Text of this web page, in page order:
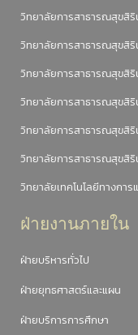
วิทยาลัยการสาธารณสุขสิ
วิทยาลัยการสาธารณสุขสิ
วิทยาลัยการสาธารณสุขสิ
วิทยาลัยการสาธารณสุขสิริ
วิทยาลัยการสาธารณสุขสิ
วิทยาลัยการสาธารณสุขสิริ
วิทยาลัยเทคโนโลยีทางกา
ฝ่ายงานภายใน
ฝ่ายบริหารทั่วไป
ฝ่ายยุทธศาสตร์และแผน
ฝ่ายบริการการศึกษา